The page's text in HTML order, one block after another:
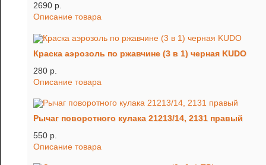
2690 p.
Описание товара
Краска аэрозоль по ржавчине (3 в 1) черная KUDO
280 p.
Описание товара
Рычаг поворотного кулака 21213/14, 2131 правый
550 p.
Описание товара